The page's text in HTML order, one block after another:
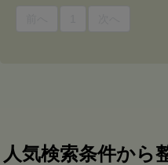
人気検索条件から